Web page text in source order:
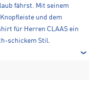
fährst. Mit seinem
und dem
für Herren CLAAS ein
schickem Stil.